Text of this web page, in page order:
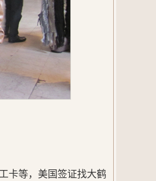
卡等，美国签证找大鹤